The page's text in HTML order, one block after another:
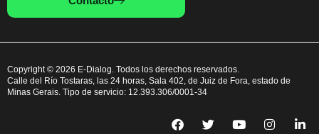
Copyright © 2026 E-Dialog. Todos los derechos reservados.
Calle del Río Tostaras, las 24 horas, Sala 402, de Juiz de Fora, estado de
Minas Gerais. Tipo de servicio: 12.393.306/0001-34